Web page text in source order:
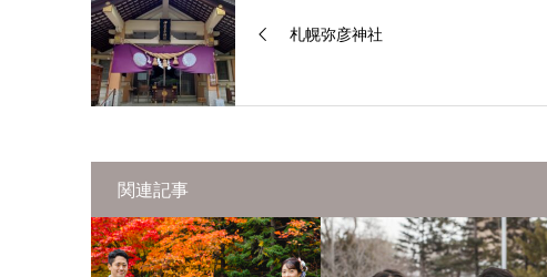
札幌弥彦神社
関連記事